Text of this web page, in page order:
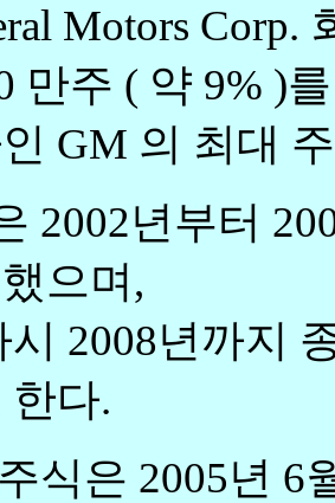
Motors Corp.
만주 ( 약 9% )
GM 의 최대
2002년부터
으며,
시 2008년까지
한다.
식은 2005년 6